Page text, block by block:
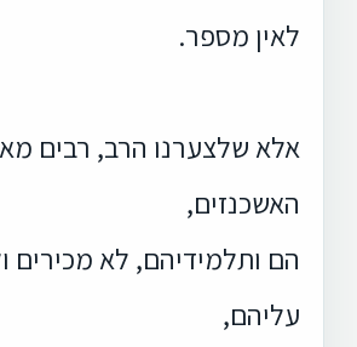
לאין מספר.
אלא שלצערנו הרב, רבים
האשכנזים,
הם ותלמידיהם, לא מכירים
עליהם,